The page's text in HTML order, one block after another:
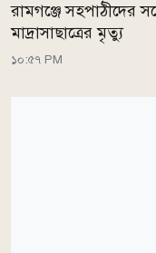
রামগঞ্জে সহপাঠীদের
মাদ্রাসাছাত্রের মৃত্যু
১০:৫৭ PM